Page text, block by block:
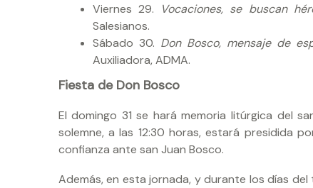
Viernes 29.
Vocaciones, se buscan
Salesianos.
Sábado 30. Don Bosco, mensaje de
Auxiliadora, ADMA.
Fiesta de Don Bosco
El domingo 31 se hará memoria litúrgica del
solemne, a las 12:30 horas, estará presidida
confianza ante san Juan Bosco.
Además, en esta jornada, y durante los días